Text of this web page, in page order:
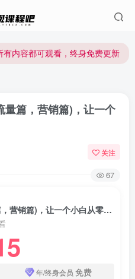
有内容都可观看，终身免费更新
内容都可观看，终身免费更新
量篇，营销篇)，让一个
关注
67
这份营销笔记(产品篇，流量篇，营销篇)，让一个小白从零到月入1W+
年/终身会员 免费